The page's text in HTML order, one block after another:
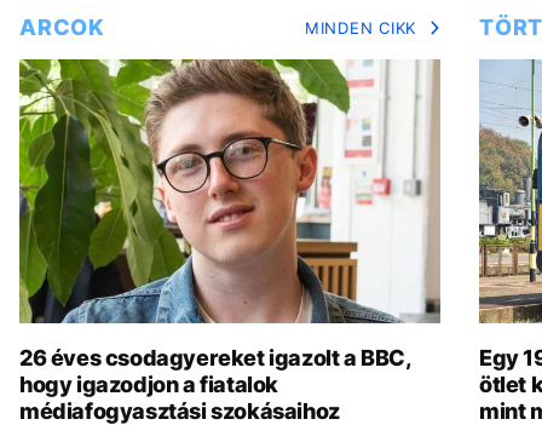
ARCOK MINDEN CIKK
26 éves csodagyereket igazolt a BBC,
hogy igazodjon a fiatalok
médiafogyasztási szokásaihoz
Egy
ötlet
mint